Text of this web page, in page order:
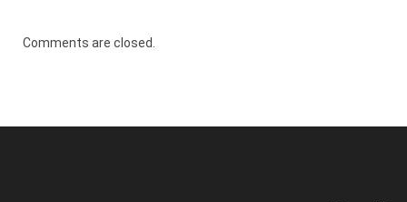
Comments are closed.